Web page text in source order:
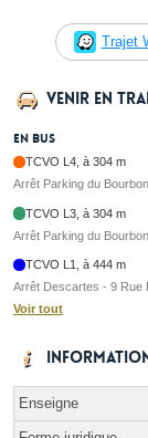
Trajet
Venir en
En bus
TCVO L4, à 304 m
Arrêt Parking du
TCVO L3, à 304 m
Arrêt Parking du
TCVO L1, à 444 m
Arrêt Descartes - 9 Rue
Voir tout
Enseigne